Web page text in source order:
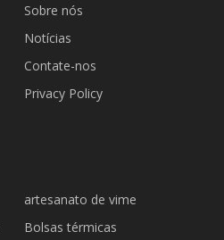
Sobre nós
Notícias
Contate-nos
Privacy Policy
artesanato de vime
Bolsas térmicas